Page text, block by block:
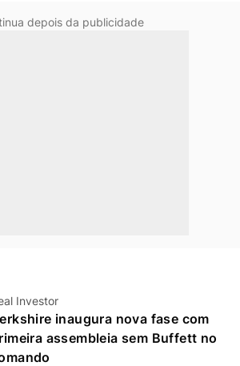
depois da publicidade
Investor
inaugura nova fase com
assembleia sem Buffett no